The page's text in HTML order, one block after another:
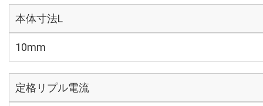
本体寸法L
10mm
定格リプル電流